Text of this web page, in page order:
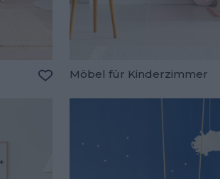
Möbel für Kinderzimmer